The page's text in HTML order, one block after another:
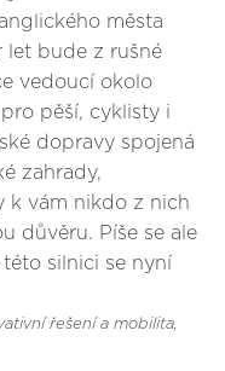
města
let bude z rušné
vedoucí okolo
pěší, cyklisty i
dopravy spojená
zahrady,
k vám nikdo z nich
důvěru. Píše se ale
silnici se nyní
řešení a mobilita,